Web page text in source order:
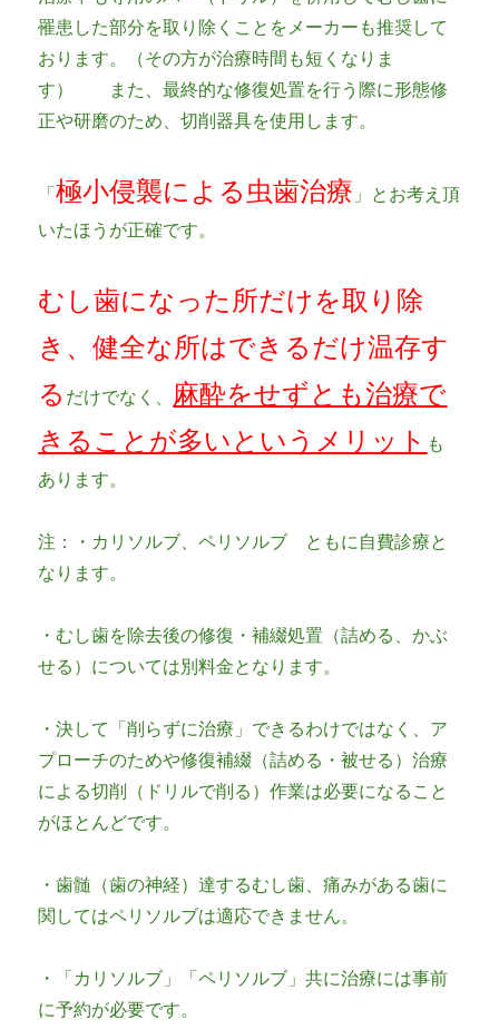
罹患した部分を取り除くことをメーカーも推奨して
おります。（その方が治療時間も短くなりま
す） また、最終的な修復処置を行う際に形態修
正や研磨のため、切削器具を使用します。
「極小侵襲による虫歯治療 」とお考え頂
いたほうが正確です。
むし歯になった所だけを取り除
き、健全な所はできるだけ温存す
る だけでなく、 麻酔をせずとも治療で
きることが多いというメリット も
あります。
注：・カリソルブ、ペリソルブ ともに自費診療と
なります。
・むし歯を除去後の修復・補綴処置（詰める、かぶ
せる）については別料金となります。
・決して「削らずに治療」できるわけではなく、ア
プローチのためや修復補綴（詰める・被せる）治療
による切削（ドリルで削る）作業は必要になること
がほとんどです。
・歯髄（歯の神経）達するむし歯、痛みがある歯に
関してはペリソルブは適応できません。
・「カリソルブ」「ペリソルブ」共に治療には事前
に予約が必要です。